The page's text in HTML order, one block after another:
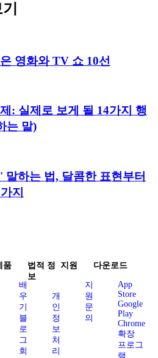
영화와 TV 쇼 10선
: 실제로 보게 될 14가지 행
는 말)
하는 법, 달콤한 표현부터
지
품
배
우
기
블
로
그
회
법적 정
보
개
인
정
보
처
리
지원
지
원
문
의
다운로드
App
Store
Google
Play
Chrome
확장
프로그
램